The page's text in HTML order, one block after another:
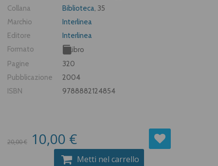
Collana
Biblioteca, 35
Marchio
Interlinea
Editore
Interlinea
Formato
Libro
Pagine
320
Pubblicazione
2004
ISBN
9788882124854
20,00 € 10,00 €
Metti nel carrello